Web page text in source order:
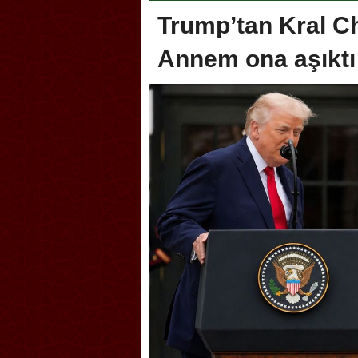
Trump’tan Kral
Annem ona aşıktı
Akçakoca, Geleneksel
Şampiyonası’na ev